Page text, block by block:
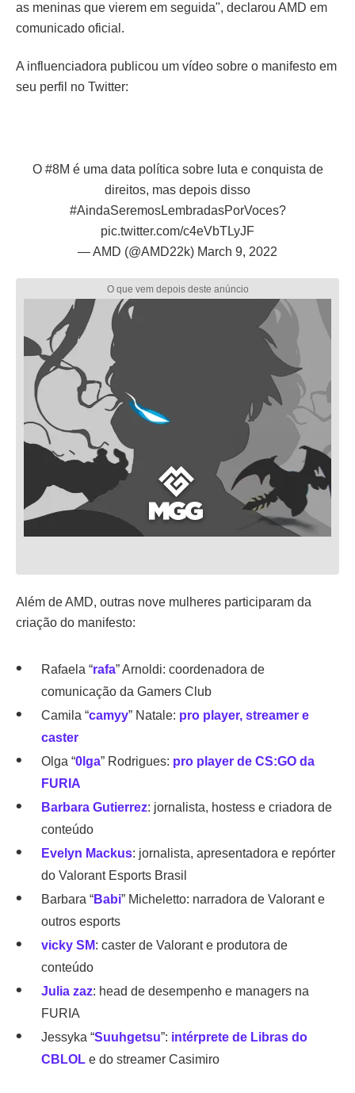
as meninas que vierem em seguida", declarou AMD em
comunicado oficial.
A influenciadora publicou um vídeo sobre o manifesto em
seu perfil no Twitter:
O #8M é uma data política sobre luta e conquista de
direitos, mas depois disso
#AindaSeremosLembradasPorVoces?
pic.twitter.com/c4eVbTLyJF
— AMD (@AMD22k) March 9, 2022
Além de AMD, outras nove mulheres participaram da
criação do manifesto:
Rafaela “rafa” Arnoldi: coordenadora de
comunicação da Gamers Club
Camila “camyy” Natale: pro player, streamer e
caster
Olga “0lga” Rodrigues: pro player de CS:GO da
FURIA
Barbara Gutierrez: jornalista, hostess e criadora de
conteúdo
Evelyn Mackus: jornalista, apresentadora e repórter
do Valorant Esports Brasil
Barbara “Babi” Micheletto: narradora de Valorant e
outros esports
vicky SM: caster de Valorant e produtora de
conteúdo
Julia zaz: head de desempenho e managers na
FURIA
Jessyka “Suuhgetsu”: intérprete de Libras do
CBLOL e do streamer Casimiro